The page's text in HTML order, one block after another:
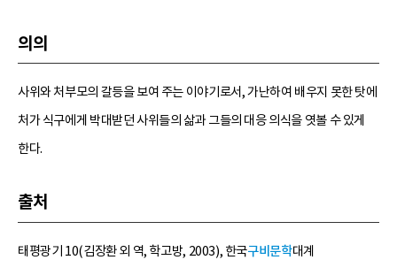
의의
사위와 처부모의 갈등을 보여 주는 이야기로서, 가난하여 배우지 못한 탓에
처가 식구에게 박대받던 사위들의 삶과 그들의 대응 의식을 엿볼 수 있게
한다.
출처
태평광기 10(김장환 외 역, 학고방, 2003), 한국구비문학대계